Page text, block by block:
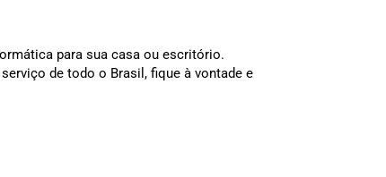
para sua casa ou escritório.
de todo o Brasil, fique à vontade e